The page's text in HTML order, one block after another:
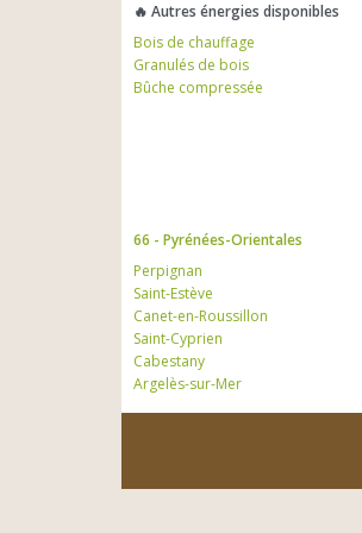
🔥 Autres énergies disponibles
Bois de chauffage
Granulés de bois
Bûche compressée
66 - Pyrénées-Orientales
Perpignan
Saint-Estève
Canet-en-Roussillon
Saint-Cyprien
Cabestany
Argelès-sur-Mer